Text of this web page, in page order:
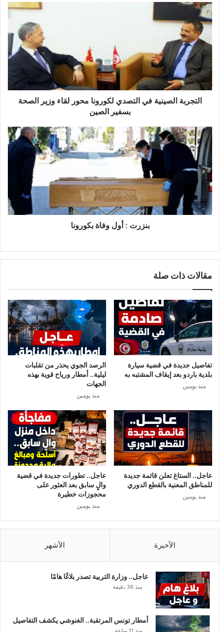
التجربة
الصينية
في
التصدي
لكورونا
محور
لقاء
وزير
الصحة
بسفيرالتجربة الصينية في التصدي لكورونا محور لقاء وزير الصحة
بسفير الصين
بنزرت
أول
وفاة
بكورونا
بنزرت : أول وفاة بكورونا
مقالات ذات صلة
تفاصيل جديدة في قضية سيارة
بلدية باردو بعد إيقاف المشتبه به
منذ يومين
الرصد الجوي يحذر من تقلبات
ليلية.. أمطار ورياح قوية بهذه
الجهات
منذ يومين
عاجل.. الستاغ تعلن قائمة جديدة
للمناطق المعنية بالقطع الدوري
منذ يومين
عاجل.. تطورات جديدة في قضية
والٍ سابق بعد العثور على
محجوزات خطيرة
منذ يومين
الأخيرة الأشهر
عاجل.. وزارة التربية تصدر بلاغًا هامًا
منذ 36 دقيقة
أمطار تونس المرتقبة.. الغنوشي يكشف التفاصيل
منذ 11 ساعة